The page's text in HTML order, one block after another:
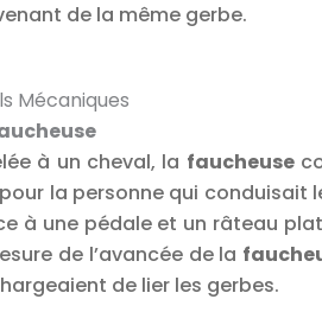
de la même gerbe.
Mécaniques
à un cheval, la faucheuse
pour la personne qui conduisait
à une pédale et un râteau
de l’avancée de la
de lier les gerbes.